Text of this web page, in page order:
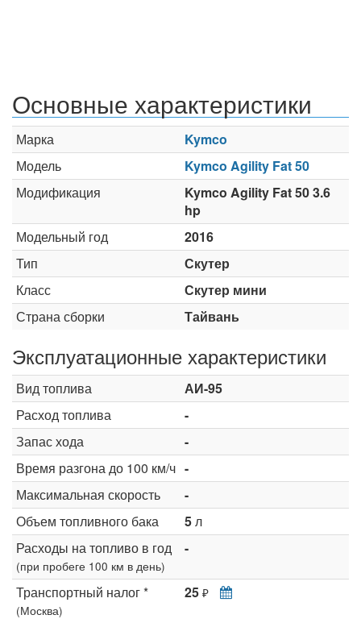
Основные характеристики
Марка
Kymco
Модель
Kymco Agility Fat 50
Модификация
Kymco Agility Fat 50 3.6
hp
Модельный год
2016
Тип
Скутер
Класс
Скутер мини
Страна сборки
Тайвань
Эксплуатационные характеристики
Вид топлива
АИ-95
Расход топлива
-
Запас хода
-
Время разгона до 100 км/ч -
Максимальная скорость
-
Объем топливного бака
5л
Расходы на топливо в год
(при пробеге 100 км в день)
-
Транспортный налог *
(Москва)
25 ₽